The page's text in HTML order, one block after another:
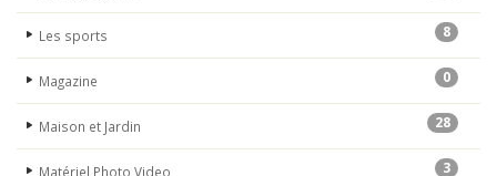
Les sports 8
Magazine 0
Maison et Jardin 28
Matériel Photo Video 3